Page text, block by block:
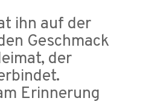
ihn auf der
Geschmack
der
Erinnerung